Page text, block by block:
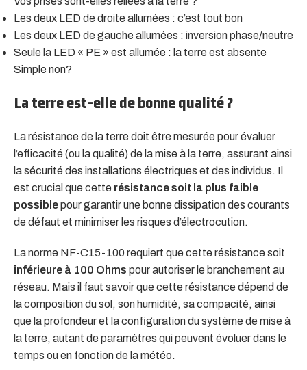
Les deux LED de droite allumées : c’est tout bon
Les deux LED de gauche allumées : inversion phase/neutre
Seule la LED « PE » est allumée : la terre est absente
Simple non?
La terre est-elle de bonne qualité ?
La résistance de la terre doit être mesurée pour évaluer
l’efficacité (ou la qualité) de la mise à la terre, assurant ainsi
la sécurité des installations électriques et des individus. Il
est crucial que cette résistance soit la plus faible
possiblepour garantir une bonne dissipation des courants
de défaut et minimiser les risques d’électrocution.
La norme NF-C15-100 requiert que cette résistance soit
inférieure à 100 Ohms pour autoriser le branchement au
réseau. Mais il faut savoir que cette résistance dépend de
la composition du sol, son humidité, sa compacité, ainsi
que la profondeur et la configuration du système de mise à
la terre, autant de paramètres qui peuvent évoluer dans le
temps ou en fonction de la météo.